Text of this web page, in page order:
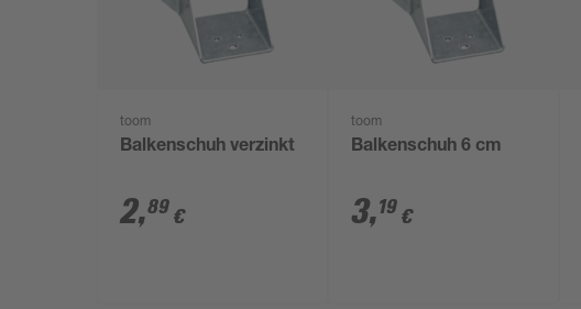
toom
Balkenschuh verzinkt
2,89 €
toom
Balkenschuh 6 cm
3,19 €